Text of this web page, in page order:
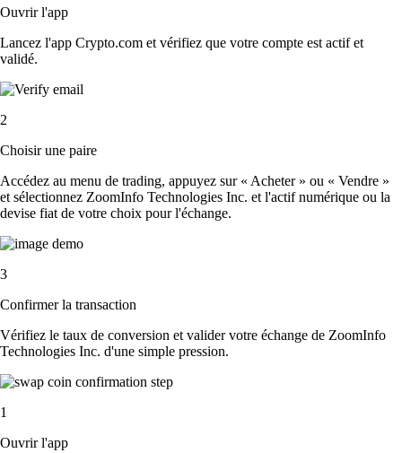
Ouvrir l'app
Lancez l'app Crypto.com et vérifiez que votre compte est actif et
validé.
2
Choisir une paire
Accédez au menu de trading, appuyez sur « Acheter » ou « Vendre »
et sélectionnez ZoomInfo Technologies Inc. et l'actif numérique ou la
devise fiat de votre choix pour l'échange.
3
Confirmer la transaction
Vérifiez le taux de conversion et valider votre échange de ZoomInfo
Technologies Inc. d'une simple pression.
1
Ouvrir l'app